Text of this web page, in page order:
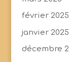
février 2025
janvier 2025
décembre